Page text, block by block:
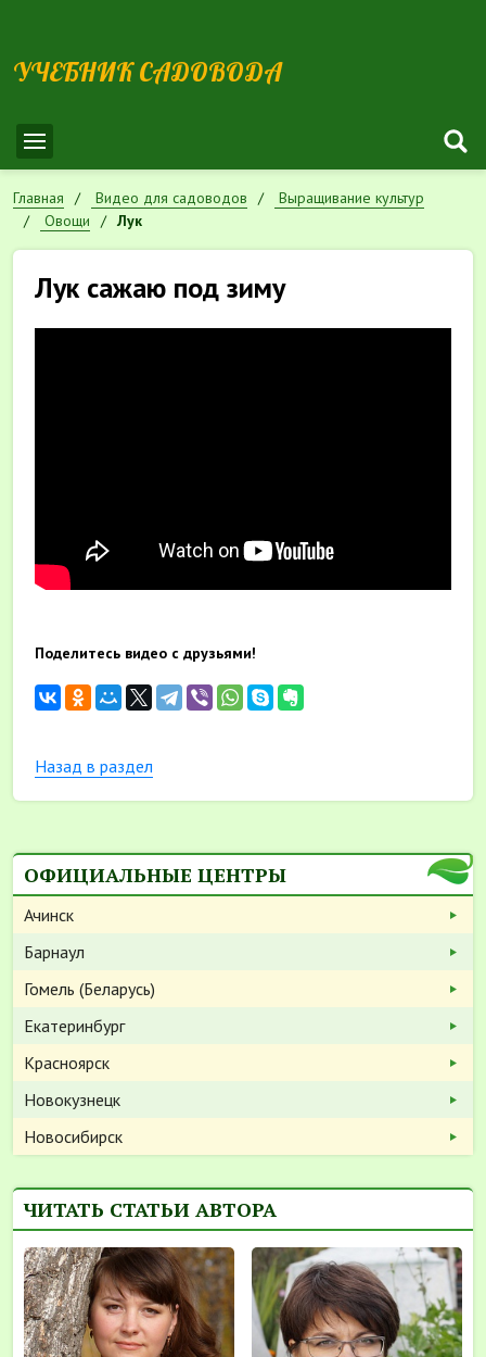
УЧЕБНИК САДОВОДА
Главная Видео для садоводов
Выращивание культур
Овощи
Лук
Лук сажаю под зиму
Поделитесь видео с друзьями!
Назад в раздел
ОФИЦИАЛЬНЫЕ ЦЕНТРЫ
Ачинск
Барнаул
Гомель (Беларусь)
Екатеринбург
Красноярск
Новокузнецк
Новосибирск
ЧИТАТЬ СТАТЬИ АВТОРА